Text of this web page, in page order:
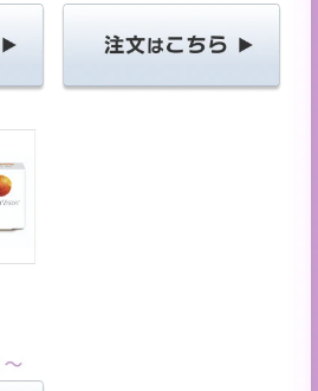
キャンセル ログアウトする